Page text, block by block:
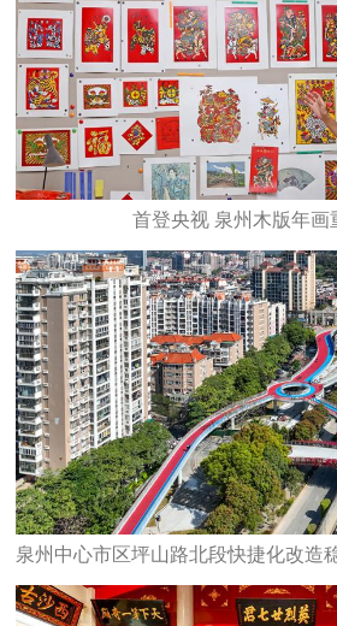
首登央视 泉州木版年画